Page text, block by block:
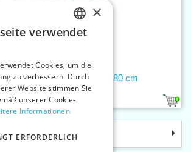
2,5 mm addiNovel 80 cm
CZECH
ENGLISH
×
verwendet
Cookies, um die
zu verbessern. Durch
Website stimmen Sie
unserer Cookie-
Informationen
ERFORDERLICH